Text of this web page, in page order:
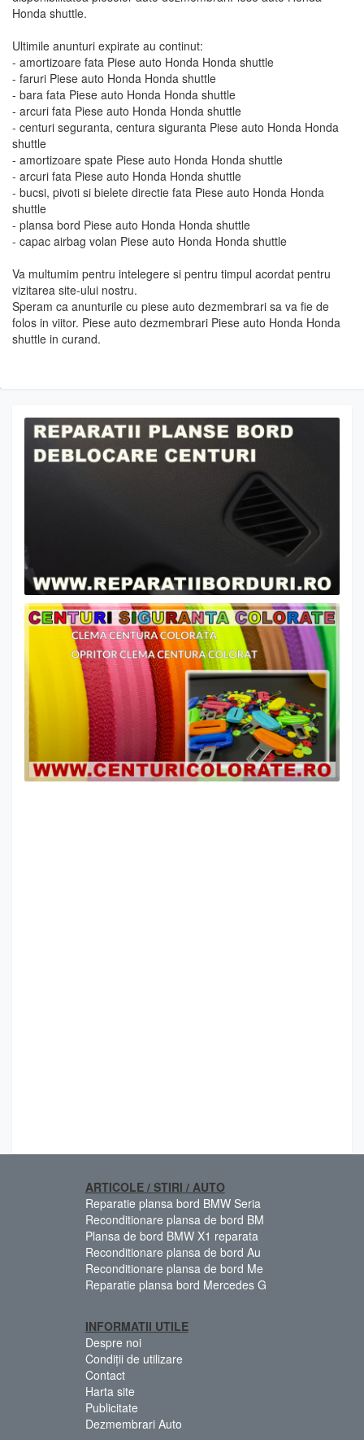
Honda shuttle.
Ultimile anunturi expirate au continut:
- amortizoare fata Piese auto Honda Honda shuttle
- faruri Piese auto Honda Honda shuttle
- bara fata Piese auto Honda Honda shuttle
- arcuri fata Piese auto Honda Honda shuttle
- centuri seguranta, centura siguranta Piese auto Honda Honda
shuttle
- amortizoare spate Piese auto Honda Honda shuttle
- arcuri fata Piese auto Honda Honda shuttle
- bucsi, pivoti si bielete directie fata Piese auto Honda Honda
shuttle
- plansa bord Piese auto Honda Honda shuttle
- capac airbag volan Piese auto Honda Honda shuttle
Va multumim pentru intelegere si pentru timpul acordat pentru
vizitarea site-ului nostru.
Speram ca anunturile cu piese auto dezmembrari sa va fie de
folos in viitor. Piese auto dezmembrari Piese auto Honda Honda
shuttle in curand.
ARTICOLE / STIRI / AUTO
Reparatie plansa bord BMW Seria
Reconditionare plansa de bord BM
Plansa de bord BMW X1 reparata
Reconditionare plansa de bord Au
Reconditionare plansa de bord Me
Reparatie plansa bord Mercedes G
INFORMATII UTILE
Despre noi
Condiții de utilizare
Contact
Harta site
Publicitate
Dezmembrari Auto